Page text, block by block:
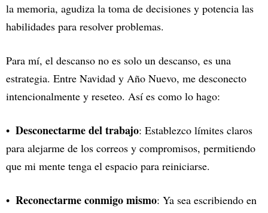
la memoria, agudiza la toma de decisiones y potencia las
habilidades para resolver problemas.
Para mí, el descanso no es solo un descanso, es una
estrategia. Entre Navidad y Año Nuevo, me desconecto
intencionalmente y reseteo. Así es como lo hago:
Desconectarme del trabajo: Establezco límites claros
para alejarme de los correos y compromisos, permitiendo
que mi mente tenga el espacio para reiniciarse.
Reconectarme conmigo mismo: Ya sea escribiendo en